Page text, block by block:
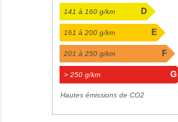
141 à 160 g/km D
161 à 200 g/km E
201 à 250 g/km F
> 250 g/km G
Hautes émissions de CO2